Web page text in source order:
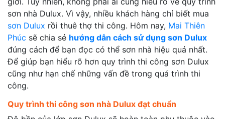
sơn nhà Dulux. Vì vậy, nhiều khách hàng chỉ biết mua
sơn Dulux rồi thuê thợ thi công. Hôm nay, Mai Thiên
Phúc sẽ chia sẻ hướng dẫn cách sử dụng sơn Dulux
đúng cách để bạn đọc có thể sơn nhà hiệu quả nhất.
Để giúp bạn hiểu rõ hơn quy trình thi công sơn Dulux
cũng như hạn chế những vấn đề trong quá trình thi
công.
Quy trình thi công sơn nhà Dulux đạt chuẩn